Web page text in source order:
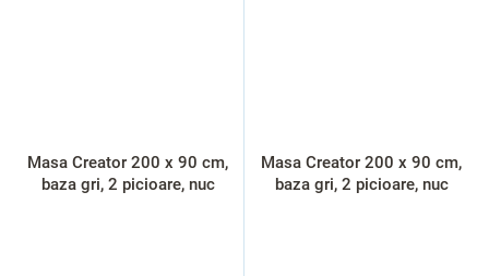
Masa Creator 200 x 90 cm,
baza gri, 2 picioare, nuc
Masa Creator 200 x 90 cm,
baza gri, 2 picioare, nuc